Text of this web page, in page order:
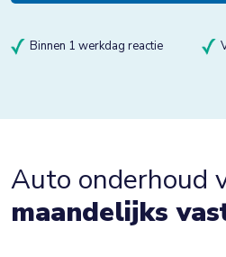
Binnen 1 werkdag reactie
Auto onderhoud
maandelijks